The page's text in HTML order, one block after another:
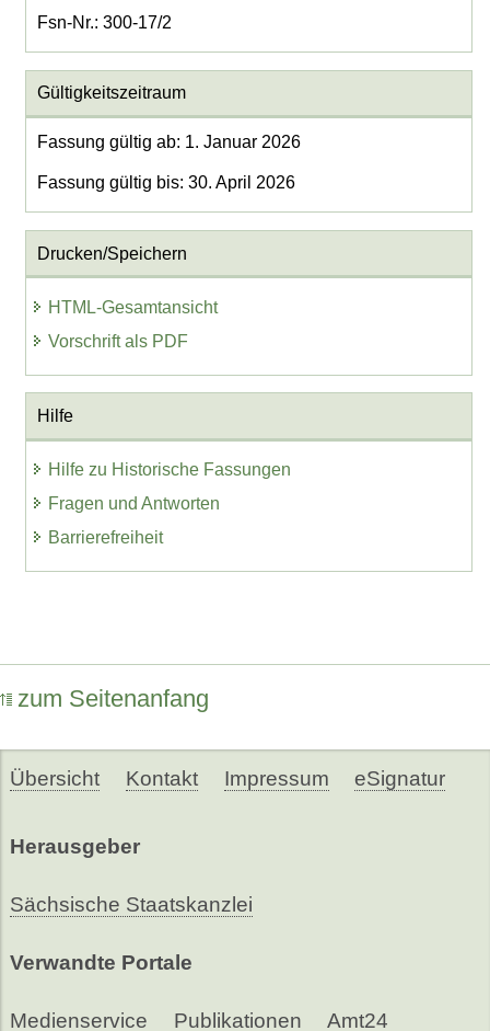
Fsn-Nr.: 300-17/2
Gültigkeitszeitraum
Fassung gültig ab: 1. Januar 2026
Fassung gültig bis: 30. April 2026
Drucken/Speichern
HTML-Gesamtansicht
Vorschrift als PDF
Hilfe
Hilfe zu Historische Fassungen
Fragen und Antworten
Barrierefreiheit
zum Seitenanfang
Übersicht Kontakt Impressum eSignatur
Herausgeber
Sächsische Staatskanzlei
Verwandte Portale
Medienservice Publikationen Amt24